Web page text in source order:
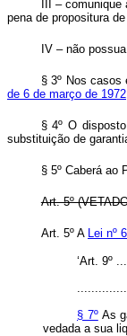
III –
pena de propositura
IV – não
§ 3º Nos
de 6 de março de 1972
§ 4º O
substituição de
§ 5º Caberá ao
Art. 5º
Art. 5º A Lei nº
‘Art. 9º
§ 7ºAs
vedada a sua